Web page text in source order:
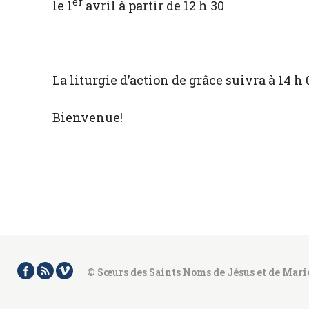
le 1 avril à partir de 12 h 30
La liturgie d’action de grâce suivra à 14 h
Bienvenue!
© Sœurs des Saints Noms de Jésus et de